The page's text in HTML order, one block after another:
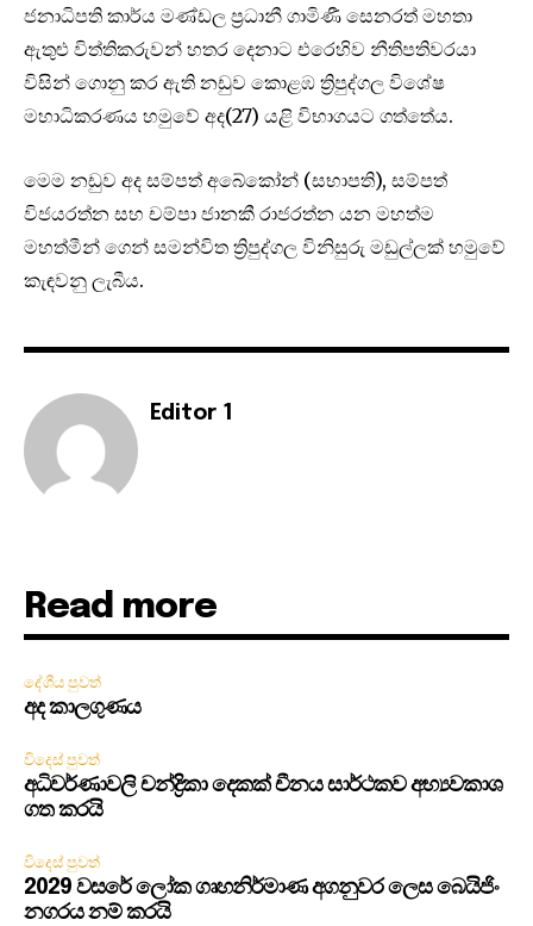
ජනාධිපති කාර්ය මණ්ඩල ප්‍රධානී ගාමිණී සෙනරත් මහතා
ඇතුළු විත්තිකරුවන් හතර දෙනාට එරෙහිව නීතිපතිවරයා
විසින් ගොනු කර ඇති නඩුව කොළඹ ත්‍රිපුද්ගල විශේෂ
මහාධිකරණය හමුවේ අද(27) යළි විභාගයට ගත්තේය.
මෙම නඩුව අද සම්පත් අබේකෝන් (සභාපති), සම්පත්
විජයරත්න සහ චම්පා ජානකී රාජරත්න යන මහත්ම
මහත්මීන් ගෙන් සමන්විත ත්‍රිපුද්ගල විනිසුරු මඩුල්ලක් හමුවේ
කැඳවනු ලැබීය.
Editor 1
Read more
දේශීය පුවත්
අද කාලගුණය
විදෙස් පුවත්
අධිවර්ණාවලි චන්ද්‍රිකා දෙකක් චීනය සාර්ථකව අභ්‍යවකාශ
ගත කරයි
විදෙස් පුවත්
2029 වසරේ ලෝක ගෘහනිර්මාණ අගනුවර ලෙස බෙයිජිං
නගරය නම් කරයි